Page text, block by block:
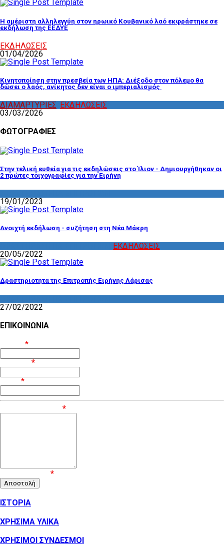
Η αμέριστη αλληλεγγύη στον ηρωικό Κουβανικό λαό εκφράστηκε σε
εκδήλωση της ΕΕΔΥΕ
ΕΚΔΗΛΩΣΕΙΣ
01/04/2026
Κινητοποίηση στην πρεσβεία των ΗΠΑ: Διέξοδο στον πόλεμο θα
δώσει ο λαός, ανίκητος δεν είναι ο ιμπεριαλισμός
ΔΙΑΜΑΡΤΥΡΙΕΣ ΕΚΔΗΛΩΣΕΙΣ
03/03/2026
ΦΩΤΟΓΡΑΦΙΕΣ
Στην τελική ευθεία για τις εκδηλώσεις στο Ίλιον - Δημιουργήθηκαν οι
2 πρώτες τοιχογραφίες για την Ειρήνη
19/01/2023
Ανοιχτή εκδήλωση - συζήτηση στη Νέα Μάκρη
ΕΚΔΗΛΩΣΕΙΣ
20/05/2022
Δραστηριοτητα της Επιτροπής Ειρήνης Λάρισας
27/02/2022
ΕΠΙΚΟΙΝΩΝΙΑ
*
*
*
*
*
ΙΣΤΟΡΙΑ
ΧΡΗΣΙΜΑ ΥΛΙΚΑ
ΧΡΗΣΙΜΟΙ ΣΥΝΔΕΣΜΟΙ